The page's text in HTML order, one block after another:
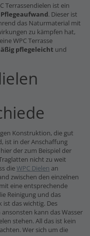
Terrassendielen ist ein
Pflegeaufwand. Dieser ist
das Naturmaterial mit
zu kämpfen hat,
WPC Terrasse
pflegeleicht und
Konstruktion, die gut
ist in der Anschaffung
der zum Beispiel der
nicht zu weit
dieWPC Dielen an
zwischen den einzelnen
eine entsprechende
Reinigung und das
ist das wichtig. Des
kann das Wasser
stehen. All das ist kein
Wer sich um die